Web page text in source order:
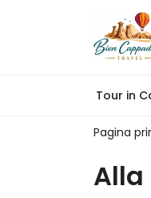
Tour in
Pagina